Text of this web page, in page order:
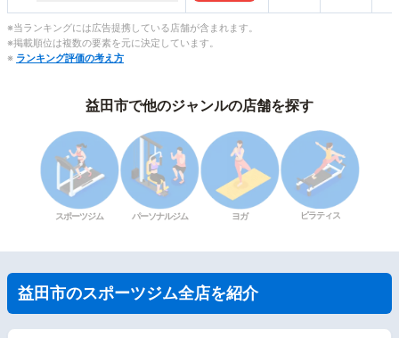
※当ランキングには広告提携している店舗が含まれます。
※掲載順位は複数の要素を元に決定しています。
※ ランキング評価の考え方
益田市で他のジャンルの店舗を探す
スポーツジム パーソナルジム ヨガ ピラティス
益田市のスポーツジム全店を紹介